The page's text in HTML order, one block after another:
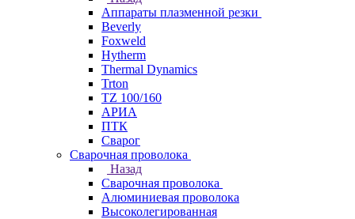
Аппараты плазменной резки
Beverly
Foxweld
Hytherm
Thermal Dynamics
Trton
TZ 100/160
АРИА
ПТК
Сварог
Сварочная проволока
Назад
Сварочная проволока
Алюминиевая проволока
Высоколегированная